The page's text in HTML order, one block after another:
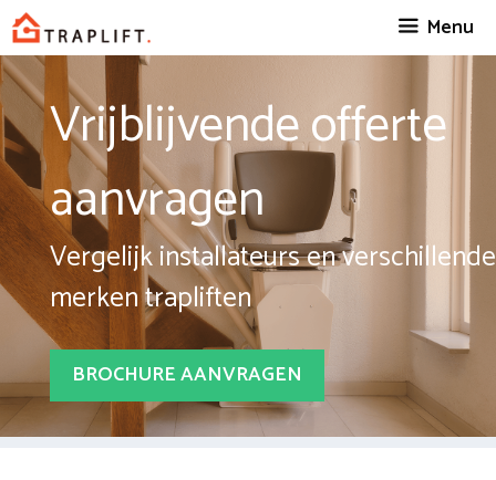
Spring
naar
inhoud
Menu
Vrijblijvende offerte
aanvragen
Vergelijk installateurs en verschillende
merken trapliften
BROCHURE AANVRAGEN